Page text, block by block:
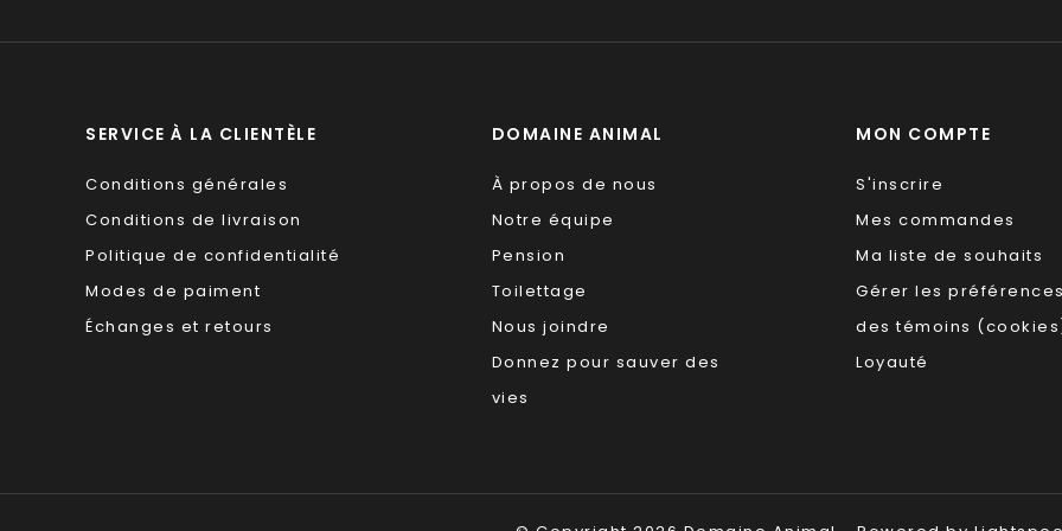
SERVICE À LA CLIENTÈLE
Conditions générales
Conditions de livraison
Politique de confidentialité
Modes de paiment
Échanges et retours
DOMAINE ANIMAL
À propos de nous
Notre équipe
Pension
Toilettage
Nous joindre
Donnez pour sauver des
vies
MON COMPTE
S'inscrire
Mes commandes
Ma liste de souhaits
Gérer les
des témoins
Loyauté